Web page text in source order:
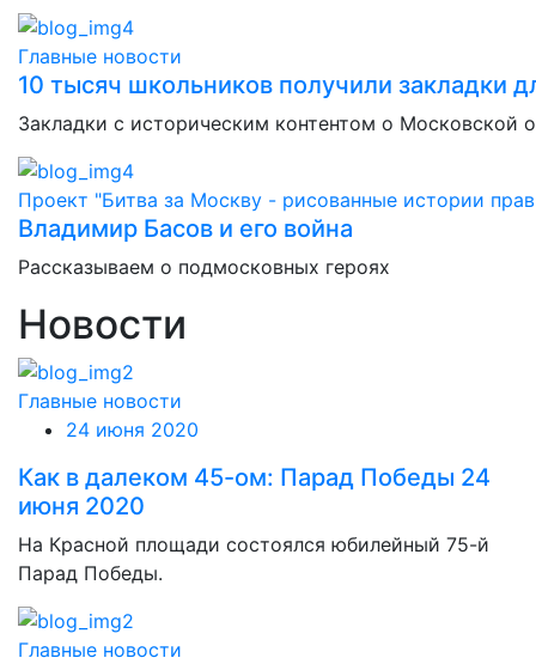
Главные новости
10 тысяч школьников получили закладки
Закладки с историческим контентом о
Проект "Битва за Москву - рисованные истории
Владимир Басов и его война
Рассказываем о подмосковных героях
Новости
Главные новости
24 июня 2020
Как в далеком 45-ом: Парад Победы 24
июня 2020
На Красной площади состоялся юбилейный 75-й
Парад Победы.
Главные новости